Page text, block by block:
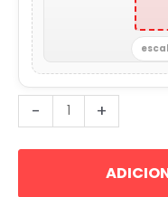
-
Cachorro
Labrador
quantidade
+